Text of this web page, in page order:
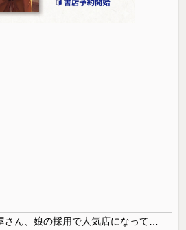
【動画】 町の中華料理屋さん、娘の採用で人気店になってしまう